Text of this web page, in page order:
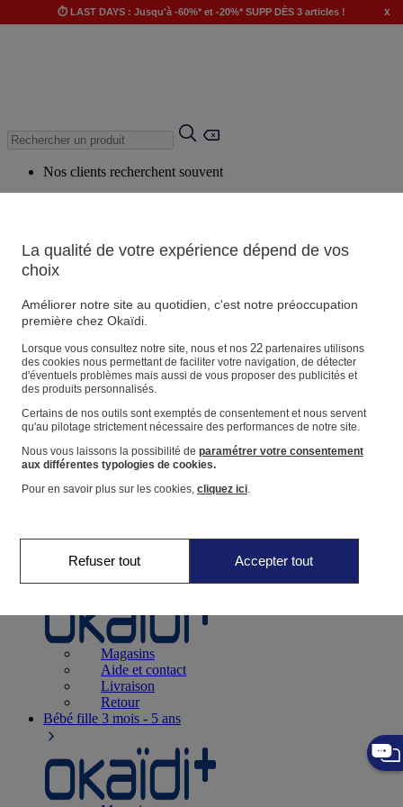
⏱️ LAST DAYS : Jusqu'à -60%* et -20%* SUPP DÈS 3 articles ! x
Nos clients recherchent souvent
Produits suggérés
Voir tous les produits
Magasin
Vos informations personnelles
Suivre une commande
Panier
Favoris
Naissance0-12 mois
Magasins
Aide et contact
Livraison
Retour
Bébé fille 3 mois - 5 ans
La qualité de votre expérience dépend de vos
choix
Améliorer notre site au quotidien, c'est notre préoccupation
première chez Okaïdi.
Lorsque vous consultez notre site, nous et nos 22partenaires utilisons
des cookies nous permettant de faciliter votre navigation, de détecter
d'éventuels problèmes mais aussi de vous proposer des publicités et
des produits personnalisés.
Certains de nos outils sont exemptés de consentement et nous servent
qu'au pilotage strictement nécessaire des performances de notre site.
Nous vous laissons la possibilité de paramétrer votre consentement
aux différentes typologies de cookies.
Pour en savoir plus sur les cookies, cliquez ici.
Refuser tout Accepter tout